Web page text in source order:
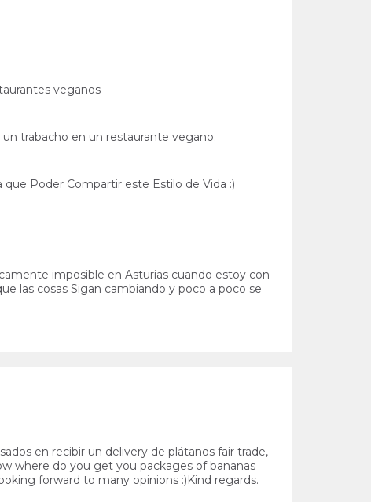
veganos
trabacho en un restaurante vegano.
Poder Compartir este Estilo de Vida :)
imposible en Asturias cuando estoy con
las cosas Sigan cambiando y poco a poco se
en recibir un delivery de plátanos fair trade,
where do you get you packages of bananas
forward to many opinions :)Kind regards.